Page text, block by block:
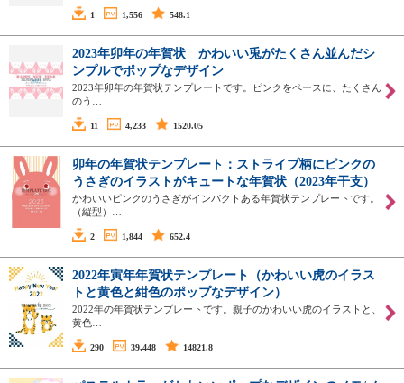
1 1,556 548.1
2023年卯年の年賀状 かわいい兎がたくさん並んだシ
ンプルでポップなデザイン
2023年卯年の年賀状テンプレートです。ピンクをペースに、たくさん
のう…
11 4,233 1520.05
卯年の年賀状テンプレート：ストライプ柄にピンクの
うさぎのイラストがキュートな年賀状（2023年干支）
かわいいピンクのうさぎがインパクトある年賀状テンプレートです。
（縦型）…
2 1,844 652.4
2022年寅年年賀状テンプレート（かわいい虎のイラス
トと黄色と紺色のポップなデザイン）
2022年の年賀状テンプレートです。親子のかわいい虎のイラストと、
黄色…
290 39,448 14821.8